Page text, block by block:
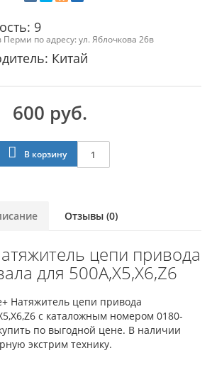
9
по адресу: ул. Яблочкова 26в
Китай
600 руб.
В корзину
Отзывы (0)
цепи привода
для 500А,Х5,Х6,Z6
Натяжитель цепи привода
с каталожным номером 0180-
по выгодной цене. В наличии
экстрим технику.